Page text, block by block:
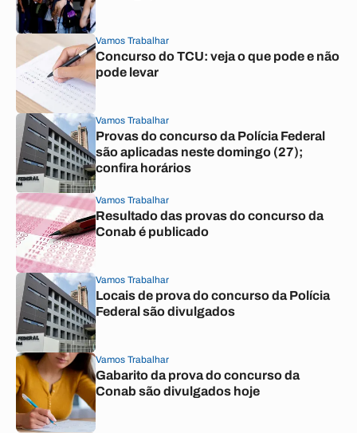
Vamos Trabalhar
Concurso do TCU: veja o que pode e não
pode levar
Vamos Trabalhar
Provas do concurso da Polícia Federal
são aplicadas neste domingo (27);
confira horários
Vamos Trabalhar
Resultado das provas do concurso da
Conab é publicado
Vamos Trabalhar
Locais de prova do concurso da Polícia
Federal são divulgados
Vamos Trabalhar
Gabarito da prova do concurso da
Conab são divulgados hoje